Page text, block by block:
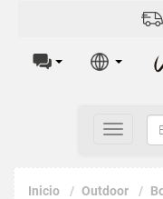
Toggle
Inicio Outdoor